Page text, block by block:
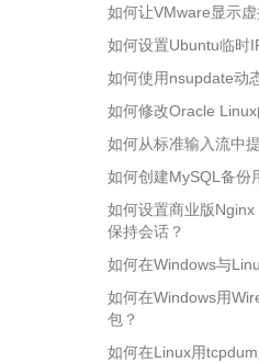
如何让VMware显示
如何设置Ubuntu临时
如何使用nsupdate动
如何修改Oracle
如何从标准输入流中
如何创建MySQL备份
如何设置商业版
保持会话？
如何在Windows与
如何在Windows用
包？
如何在Linux用